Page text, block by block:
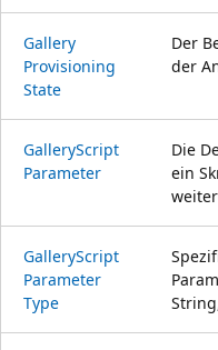
Gallery
Provisioning
State
Der
der
GalleryScript
Parameter
Die
ein
GalleryScript
Parameter
Type